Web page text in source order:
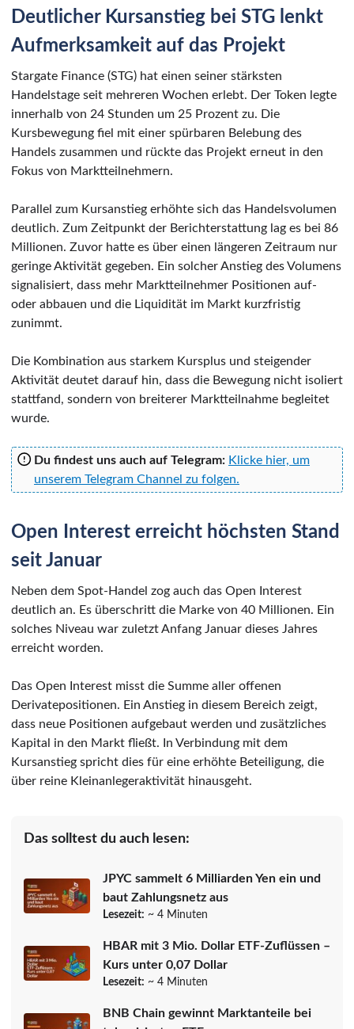
Deutlicher Kursanstieg bei STG lenkt
Aufmerksamkeit auf das Projekt
Stargate Finance (STG) hat einen seiner stärksten
Handelstage seit mehreren Wochen erlebt. Der Token legte
innerhalb von 24 Stunden um 25 Prozent zu. Die
Kursbewegung fiel mit einer spürbaren Belebung des
Handels zusammen und rückte das Projekt erneut in den
Fokus von Marktteilnehmern.
Parallel zum Kursanstieg erhöhte sich das Handelsvolumen
deutlich. Zum Zeitpunkt der Berichterstattung lag es bei 86
Millionen. Zuvor hatte es über einen längeren Zeitraum nur
geringe Aktivität gegeben. Ein solcher Anstieg des Volumens
signalisiert, dass mehr Marktteilnehmer Positionen auf-
oder abbauen und die Liquidität im Markt kurzfristig
zunimmt.
Die Kombination aus starkem Kursplus und steigender
Aktivität deutet darauf hin, dass die Bewegung nicht isoliert
stattfand, sondern von breiterer Marktteilnahme begleitet
wurde.
Du findest uns auch auf Telegram: Klicke hier, um
unserem Telegram Channel zu folgen.
Open Interest erreicht höchsten Stand
seit Januar
Neben dem Spot-Handel zog auch das Open Interest
deutlich an. Es überschritt die Marke von 40 Millionen. Ein
solches Niveau war zuletzt Anfang Januar dieses Jahres
erreicht worden.
Das Open Interest misst die Summe aller offenen
Derivatepositionen. Ein Anstieg in diesem Bereich zeigt,
dass neue Positionen aufgebaut werden und zusätzliches
Kapital in den Markt fließt. In Verbindung mit dem
Kursanstieg spricht dies für eine erhöhte Beteiligung, die
über reine Kleinanlegeraktivität hinausgeht.
Das solltest du auch lesen:
JPYC sammelt 6 Milliarden Yen ein und
baut Zahlungsnetz aus
Lesezeit: ~ 4 Minuten
HBAR mit 3 Mio. Dollar ETF-Zuflüssen –
Kurs unter 0,07 Dollar
Lesezeit: ~ 4 Minuten
BNB Chain gewinnt Marktanteile bei